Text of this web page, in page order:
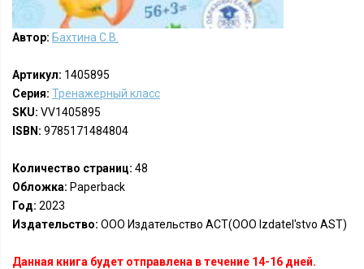
Автор: Бахтина С.В.
Артикул: 1405895
Серия: Тренажерный класс
SKU: VV1405895
ISBN: 9785171484804
Количество страниц: 48
Обложка: Paperback
Год: 2023
Издательство: ООО Издательство АСТ(OOO Izdatel'stvo AST)
Данная книга будет отправлена в течение 14-16 дней.